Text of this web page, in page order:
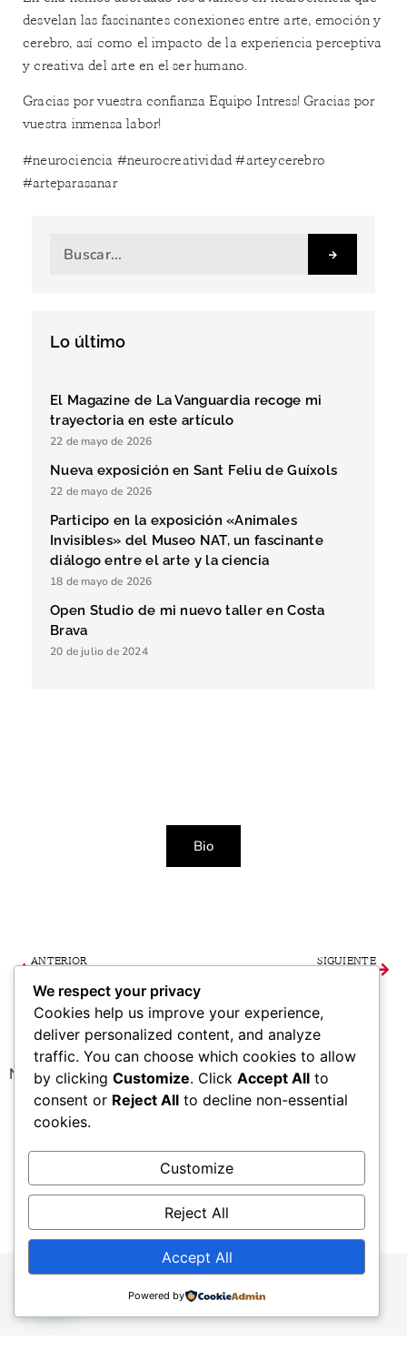
desvelan las fascinantes conexiones entre arte, emoción y
cerebro, así como el impacto de la experiencia perceptiva
y creativa del arte en el ser humano.
Gracias por vuestra confianza Equipo Intress! Gracias por
vuestra inmensa labor!
#neurociencia #neurocreatividad#arteycerebro
#arteparasanar
Lo último
El Magazine de La Vanguardia recoge mi
trayectoria en este artículo
22 de mayo de 2026
Nueva exposición en Sant Feliu de Guíxols
22 de mayo de 2026
Participo en la exposición «Animales
Invisibles» del Museo NAT, un fascinante
diálogo entre el arte y la ciencia
18 de mayo de 2026
Open Studio de mi nuevo taller en Costa
Brava
20 de julio de 2024
Bio
ANTERIOR SIGUIENTE
No se han encontrado publicaciones.
We respect your privacy
Cookies help us improve your experience,
deliver personalized content, and analyze
traffic. You can choose which cookies to allow
by clicking Customize. Click Accept All to
consent or Reject All to decline non-essential
cookies.
Customize
Reject All
Accept All
Powered by